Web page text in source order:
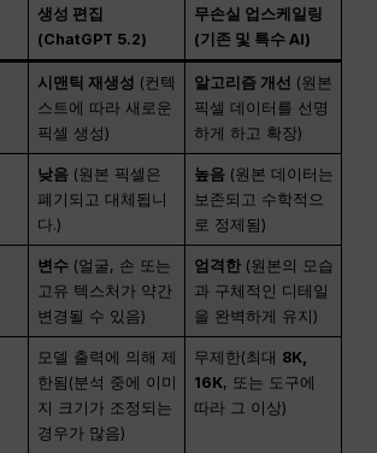
생성 편집
(ChatGPT 5.2)
무손실 업스케일링
(기존 및 특수 AI)
시맨틱 재생성 (컨텍
스트에 따라 새로운
픽셀 생성)
알고리즘 개선 (원본
픽셀 데이터를 선명
하게 하고 확장)
낮음(원본 픽셀은
폐기되고 대체됩니
다.)
높음(원본 데이터는
보존되고 수학적으
로 정제됨)
변수(얼굴, 손 또는
고유 텍스처가 약간
변경될 수 있음)
엄격한(원본의 모습
과 구체적인 디테일
을 완벽하게 유지)
모델 출력에 의해 제
한됨(분석 중에 이미
지 크기가 조정되는
경우가 많음)
무제한(최대 8K,
16K, 또는 도구에
따라 그 이상)